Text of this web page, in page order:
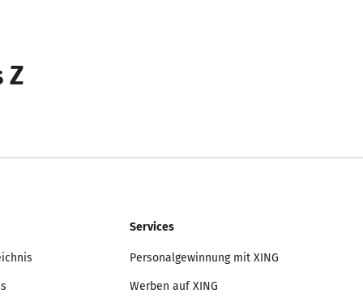
Z
Services
Personalgewinnung mit XING
Werben auf XING